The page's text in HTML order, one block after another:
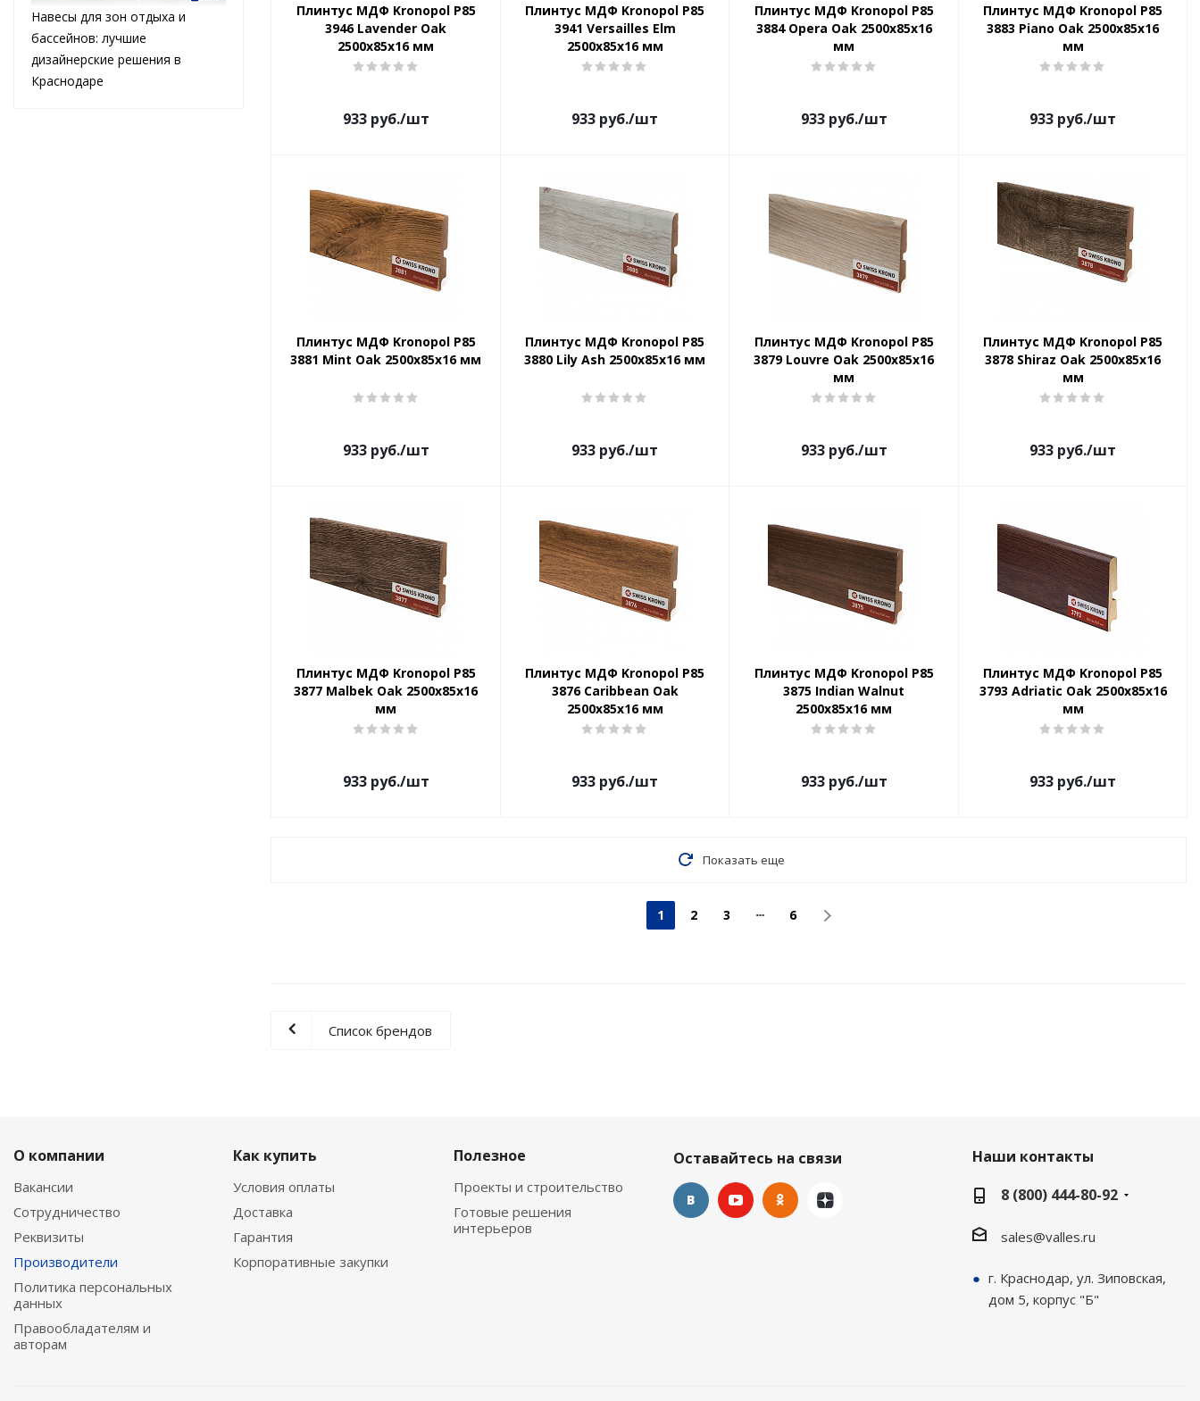
Плинтус МДФ Kronopol P85
3946 Lavender Oak
2500х85х16 мм
933руб./шт
Плинтус МДФ Kronopol P85
3941 Versailles Elm
2500х85х16 мм
933 руб./шт
Плинтус МДФ Kronopol P85
3884 Opera Oak 2500х85х16
мм
933руб./шт
Плинтус МДФ Kronopol P85
3883 Piano Oak 2500х85х16
мм
933 руб./шт
Плинтус МДФ Kronopol P85
3881 Mint Oak 2500х85х16 мм
933руб./шт
Плинтус МДФ Kronopol P85
3880 Lily Ash 2500х85х16 мм
933 руб./шт
Плинтус МДФ Kronopol P85
3879 Louvre Oak 2500х85х16
мм
933руб./шт
Плинтус МДФ Kronopol P85
3878 Shiraz Oak 2500х85х16
мм
933 руб./шт
Плинтус МДФ Kronopol P85
3877 Malbek Oak 2500х85х16
мм
933руб./шт
Плинтус МДФ Kronopol P85
3876 Caribbean Oak
2500х85х16 мм
933 руб./шт
Плинтус МДФ Kronopol P85
3875 Indian Walnut
2500х85х16 мм
933руб./шт
Плинтус МДФ Kronopol P85
3793 Adriatic Oak 2500х85х16
мм
933 руб./шт
Показать еще
1 2 3 6
Список брендов
Навесы для зон отдыха и
бассейнов: лучшие
дизайнерские решения в
Краснодаре
О компании
Вакансии
Сотрудничество
Реквизиты
Производители
Политика персональных
данных
Правообладателям и
авторам
Как купить
Условия оплаты
Доставка
Гарантия
Корпоративные закупки
Полезное
Проекты и строительство
Готовые решения
интерьеров
Оставайтесь на связи
Наши контакты
8 (800) 444-80-92
sales@valles.ru
г. Краснодар, ул. Зиповская,
дом 5, корпус "Б"